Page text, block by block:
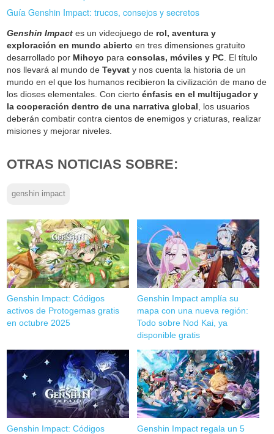
Guía Genshin Impact: trucos, consejos y secretos
Genshin Impact es un videojuego de rol, aventura y
exploración en mundo abierto en tres dimensiones gratuito
desarrollado por Mihoyo paraconsolas, móviles y PC. El título
nos llevará al mundo deTeyvat y nos cuenta la historia de un
mundo en el que los humanos recibieron la civilización de mano de
los dioses elementales. Con ciertoénfasis en el multijugador y
la cooperación dentro de una narrativa global, los usuarios
deberán combatir contra cientos de enemigos y criaturas, realizar
misiones y mejorar niveles.
OTRAS NOTICIAS SOBRE:
genshin impact
Genshin Impact: Códigos
activos de Protogemas gratis
en octubre 2025
Genshin Impact amplía su
mapa con una nueva región:
Todo sobre Nod Kai, ya
disponible gratis
Genshin Impact: Códigos
Genshin Impact regala un 5